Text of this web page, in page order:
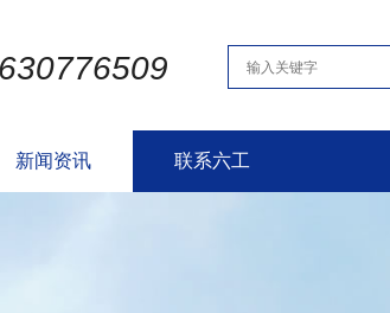
新闻资讯 联系六工